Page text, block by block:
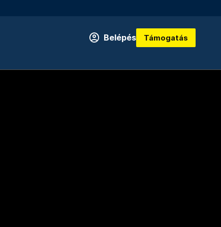
Belépés Támogatás